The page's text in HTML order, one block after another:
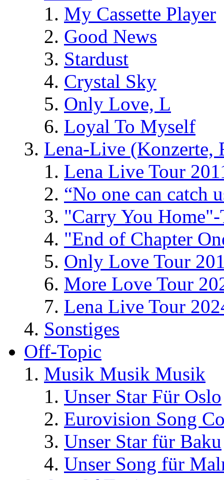
My Cassette Player
Good News
Stardust
Crystal Sky
Only Love, L
Loyal To Myself
Lena-Live (Konzerte,
Lena Live Tour
“No one can catch
"Carry You
"End of Chapter
Only Love Tour
More Love Tour
Lena Live Tour
Sonstiges
Off-Topic
Musik Musik Musik
Unser Star Für Oslo
Eurovision Song
Unser Star für Baku
Unser Song für